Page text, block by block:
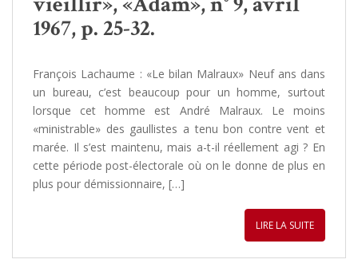
1967, p. 25-32.
François Lachaume : «Le bilan Malraux» Neuf ans dans
un bureau, c’est beaucoup pour un homme, surtout
lorsque cet homme est André Malraux. Le moins
«ministrable» des gaullistes a tenu bon contre vent et
marée. Il s’est maintenu, mais a-t-il réellement agi ? En
cette période post-électorale où on le donne de plus en
plus pour démissionnaire, […]
LIRE LA SUITE